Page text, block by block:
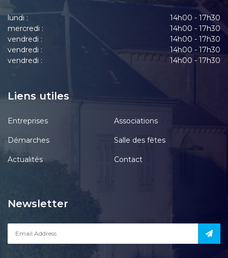
lundi :
14h00 - 17h30
mercredi :
14h00 - 17h30
vendredi :
14h00 - 17h30
vendredi :
14h00 - 17h30
vendredi :
14h00 - 17h30
Liens utiles
Entreprises Associations
Démarches Salle des fêtes
Actualités Contact
Newsletter